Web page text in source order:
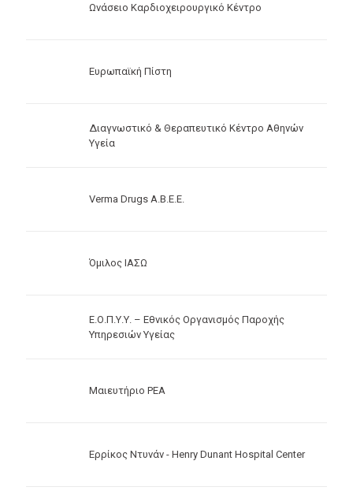
Ωνάσειο Καρδιοχειρουργικό Κέντρο
Ευρωπαϊκή Πίστη
Διαγνωστικό & Θεραπευτικό Κέντρο Αθηνών
Υγεία
Verma Drugs Α.Β.Ε.Ε.
Όμιλος ΙΑΣΩ
Ε.Ο.Π.Υ.Υ. – Εθνικός Οργανισμός Παροχής
Υπηρεσιών Υγείας
Μαιευτήριο ΡΕΑ
Ερρίκος Ντυνάν - Henry Dunant Hospital Center